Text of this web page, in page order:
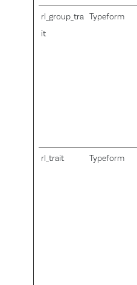
rl_group_tra
it
Typeform
rl_trait Typeform